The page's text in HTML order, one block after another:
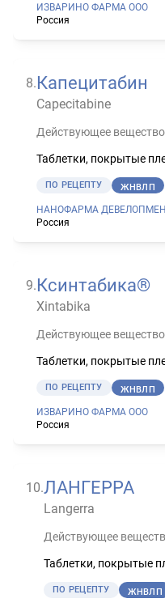
ИЗВАРИНО ФАРМА ООО
Россия
8.Капецитабин
Capecitabine
Действующее
Таблетки, покрытые
ПО РЕЦЕПТУ ЖНВЛП
НАНОФАРМА
Россия
9.Ксинтабика®
Xintabika
Действующее
Таблетки, покрытые
ПО РЕЦЕПТУ ЖНВЛП
ИЗВАРИНО ФАРМА ООО
Россия
10.ЛАНГЕРРА
Langerra
Действующее
Таблетки, покрытые
ПО РЕЦЕПТУ ЖНВЛП